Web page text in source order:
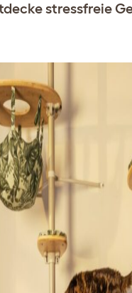
stressfreie